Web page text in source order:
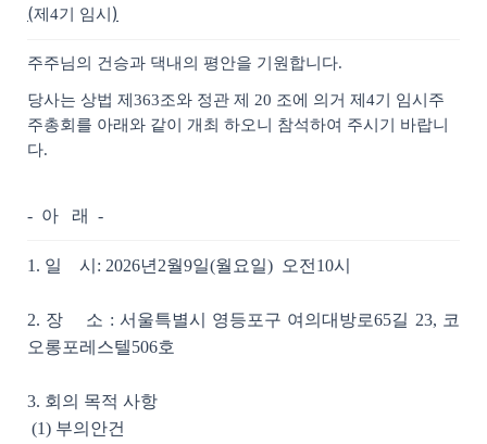
(제4기 임시 )
주주님의 건승과 댁내의 평안을 기원합니다.
당사는 상법 제363조와 정관 제 20 조에 의거 제4기 임시주
주총회를 아래와 같이 개최 하오니 참석하여 주시기 바랍니
다.
- 아 래 -
1. 일 시: 2026년2월9일(월요일) 오전10시
2. 장 소 : 서울특별시 영등포구 여의대방로65길 23, 코
오롱포레스텔506호
3. 회의 목적 사항
(1) 부의안건